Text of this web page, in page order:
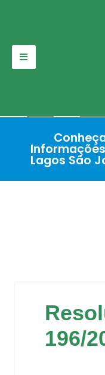
para
Lagos São
196/